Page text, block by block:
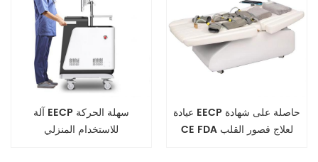
آلة EECP سهلة الحركة
للاستخدام المنزلي
عيادة EECP حاصلة على شهادة
CE FDA لعلاج قصور القلب